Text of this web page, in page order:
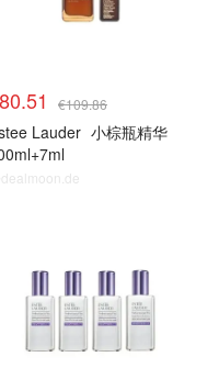
€109.86
Lauder 小棕瓶精华